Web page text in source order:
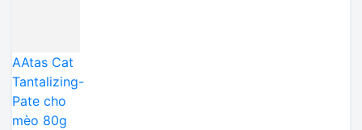
AAtas Cat
Tantalizing-
Pate cho
mèo 80g